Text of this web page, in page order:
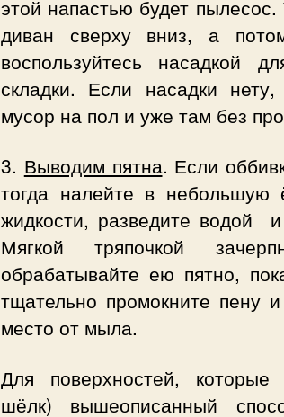
этой напастью будет
диван сверху вниз, а
воспользуйтесь насадкой
складки. Если насадки
мусор на пол и уже там без
3. Выводим пятна. Если
тогда налейте в небольшую
жидкости, разведите водой
Мягкой тряпочкой
обрабатывайте ею пятно,
тщательно промокните пену
место от мыла.
Для поверхностей,
шёлк) вышеописанный